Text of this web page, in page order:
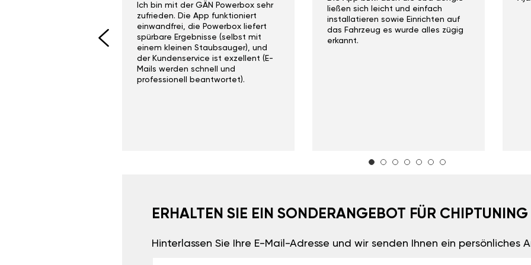
Ich bin mit der GÄN Powerbox sehr
zufrieden. Die App funktioniert
einwandfrei, die Powerbox liefert
spürbare Ergebnisse (selbst mit
einem kleinen Staubsauger), und
der Kundenservice ist exzellent (E-
Mails werden schnell und
professionell beantwortet).
ließen sich leicht und einfach
installatieren sowie Einrichten auf
das Fahrzeug es wurde alles zügig
erkannt.
ERHALTEN SIE EIN SONDERANGEBOT FÜR CHIPTUNING
Hinterlassen Sie Ihre E-Mail-Adresse und wir senden Ihnen ein persönliches